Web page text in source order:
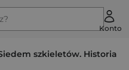
Konto
szkieletów. Historia